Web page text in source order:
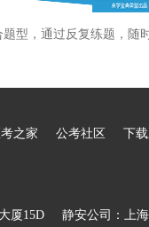
型，通过反复练题，随
考之家 公考社区 下
厦15D 静安公司：上